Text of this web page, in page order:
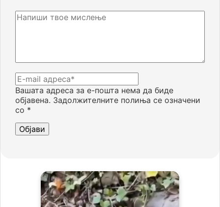
Вашата адреса за е-пошта нема да биде
објавена. Задолжителните полиња се означени
со *